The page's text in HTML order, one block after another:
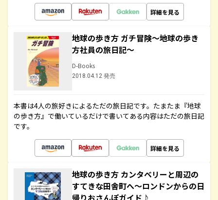
詳細を見る
地球の歩き方 ガチ冒険～地球の歩き
方社員の旅日記～
D-Books
2018.04.12 発売
本書は4人の旅好きによるただの旅日記です。たまたま『地球
の歩き方』で働いているだけで書いてある内容はただの旅日記
です。
詳細を見る
地球の歩き方 カンタベリーと周辺の
すてきな田舎町へ～ロンドンからの日
帰りおさんぽガイド♪